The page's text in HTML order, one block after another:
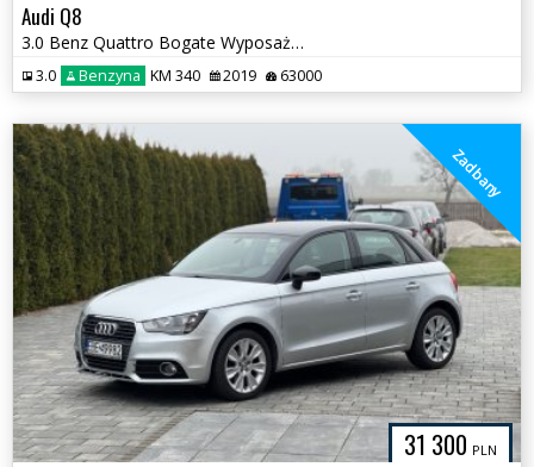
Audi Q8
3.0 Benz Quattro Bogate Wyposażenie
3.0 Benzyna KM 340 2019 63000
31 300 PLN
Zadbany